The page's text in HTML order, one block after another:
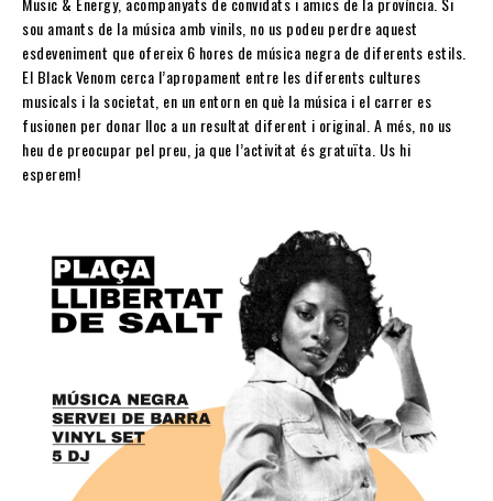
sou amants de la música amb vinils, no us podeu perdre aquest
esdeveniment que ofereix 6 hores de música negra de diferents estils.
El Black Venom cerca l’apropament entre les diferents cultures
musicals i la societat, en un entorn en què la música i el carrer es
fusionen per donar lloc a un resultat diferent i original. A més, no us
heu de preocupar pel preu, ja que l’activitat és gratuïta. Us hi
esperem!